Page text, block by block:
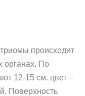
происходит
органах. По
12-15 см. цвет –
Поверхность